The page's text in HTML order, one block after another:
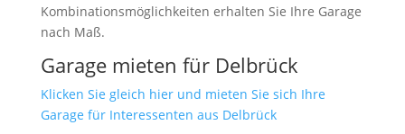
Kombinationsmöglichkeiten erhalten Sie Ihre Garage
nach Maß.
Garage mieten für Delbrück
Klicken Sie gleich hier und mieten Sie sich Ihre
Garage für Interessenten aus Delbrück